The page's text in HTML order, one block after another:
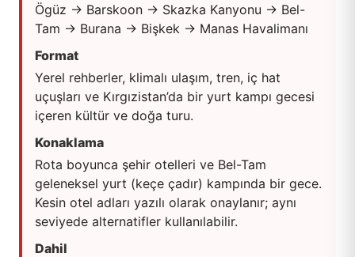
Ögüz -> Barskoon -> Skazka Kanyonu -> Bel-
Tam -> Burana -> Bişkek -> Manas Havalimanı
Format
Yerel rehberler, klimalı ulaşım, tren, iç hat
uçuşları ve Kırgızistan’da bir yurt kampı gecesi
içeren kültür ve doğa turu.
Konaklama
Rota boyunca şehir otelleri ve Bel-Tam
geleneksel yurt (keçe çadır) kampında bir gece.
Kesin otel adları yazılı olarak onaylanır; aynı
seviyede alternatifler kullanılabilir.
Dahil